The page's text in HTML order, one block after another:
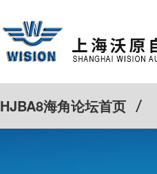
HJBA8海角论坛首页